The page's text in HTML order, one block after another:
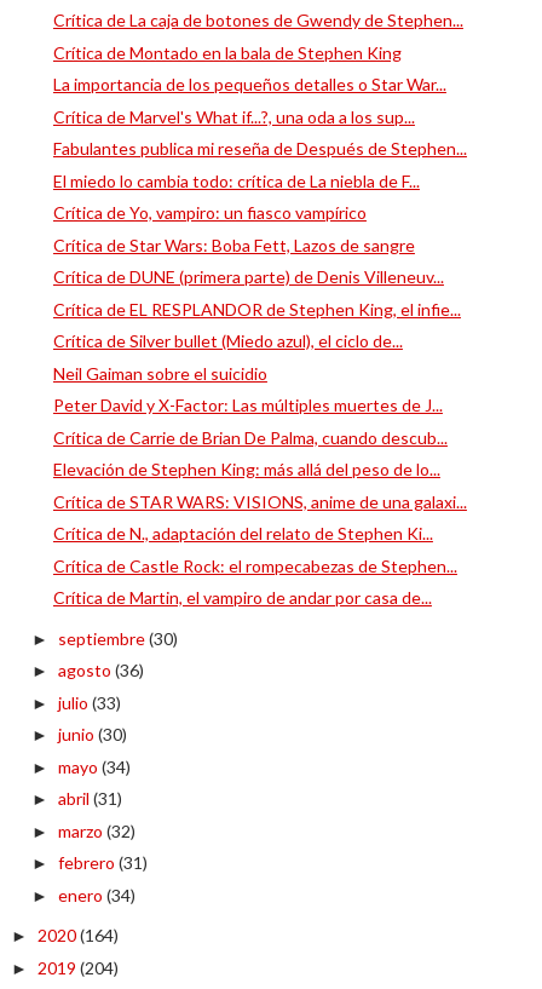
Crítica de La caja de botones de Gwendy de Stephen...
Crítica de Montado en la bala de Stephen King
La importancia de los pequeños detalles o Star War...
Crítica de Marvel's What if...?, una oda a los sup...
Fabulantes publica mi reseña de Después de Stephen...
El miedo lo cambia todo: crítica de La niebla de F...
Crítica de Yo, vampiro: un fiasco vampírico
Crítica de Star Wars: Boba Fett, Lazos de sangre
Crítica de DUNE (primera parte) de Denis Villeneuv...
Crítica de EL RESPLANDOR de Stephen King, el infie...
Crítica de Silver bullet (Miedo azul), el ciclo de...
Neil Gaiman sobre el suicidio
Peter David y X-Factor: Las múltiples muertes de J...
Crítica de Carrie de Brian De Palma, cuando descub...
Elevación de Stephen King: más allá del peso de lo...
Crítica de STAR WARS: VISIONS, anime de una galaxi...
Crítica de N., adaptación del relato de Stephen Ki...
Crítica de Castle Rock: el rompecabezas de Stephen...
Crítica de Martin, el vampiro de andar por casa de...
► septiembre(30)
► agosto (36)
► julio (33)
► junio (30)
► mayo (34)
► abril (31)
► marzo (32)
► febrero (31)
► enero (34)
► 2020(164)
► 2019 (204)